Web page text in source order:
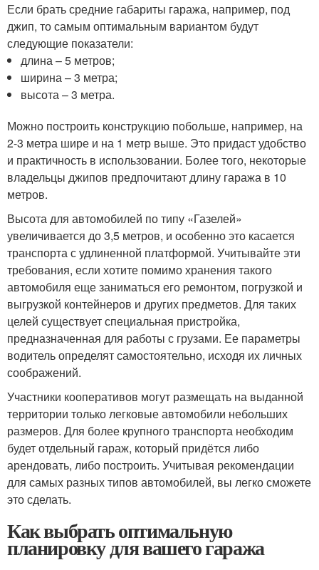
Если брать средние габариты гаража, например, под
джип, то самым оптимальным вариантом будут
следующие показатели:
длина – 5 метров;
ширина – 3 метра;
высота – 3 метра.
Можно построить конструкцию побольше, например, на
2-3 метра шире и на 1 метр выше. Это придаст удобство
и практичность в использовании. Более того, некоторые
владельцы джипов предпочитают длину гаража в 10
метров.
Высота для автомобилей по типу «Газелей»
увеличивается до 3,5 метров, и особенно это касается
транспорта с удлиненной платформой. Учитывайте эти
требования, если хотите помимо хранения такого
автомобиля еще заниматься его ремонтом, погрузкой и
выгрузкой контейнеров и других предметов. Для таких
целей существует специальная пристройка,
предназначенная для работы с грузами. Ее параметры
водитель определят самостоятельно, исходя их личных
соображений.
Участники кооперативов могут размещать на выданной
территории только легковые автомобили небольших
размеров. Для более крупного транспорта необходим
будет отдельный гараж, который придётся либо
арендовать, либо построить. Учитывая рекомендации
для самых разных типов автомобилей, вы легко сможете
это сделать.
Как выбрать оптимальную
планировку для вашего гаража